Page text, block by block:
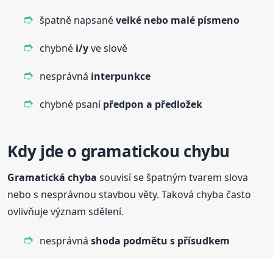
špatně napsanévelké nebo malé písmeno
chybné i/yve slově
nesprávná interpunkce
chybné psanípředpon a předložek
Kdy jde o gramatickou chybu
Gramatická chyba souvisí se špatným tvarem slova
nebo s nesprávnou stavbou věty. Taková chyba často
ovlivňuje význam sdělení.
nesprávnáshoda podmětu s přísudkem